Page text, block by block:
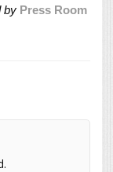
by Press Room